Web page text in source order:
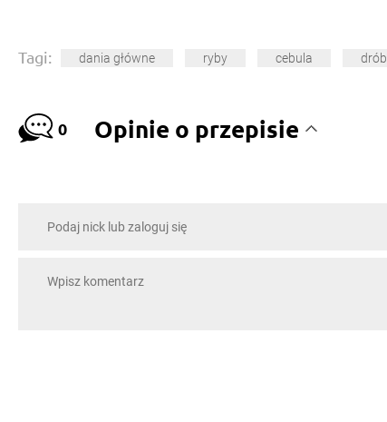
Tagi: dania główne ryby cebula drób
0 Opinie o przepisie